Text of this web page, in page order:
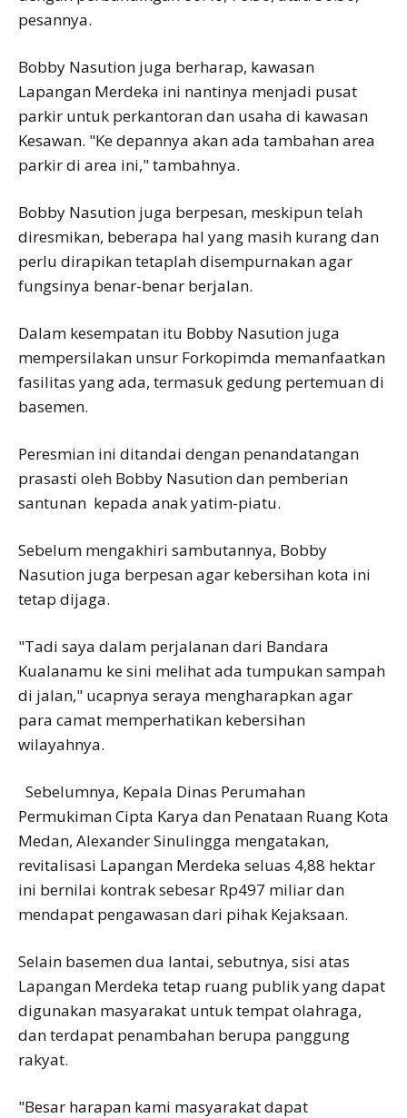
pesannya.
Bobby Nasution juga berharap, kawasan
Lapangan Merdeka ini nantinya menjadi pusat
parkir untuk perkantoran dan usaha di kawasan
Kesawan. "Ke depannya akan ada tambahan area
parkir di area ini," tambahnya.
Bobby Nasution juga berpesan, meskipun telah
diresmikan, beberapa hal yang masih kurang dan
perlu dirapikan tetaplah disempurnakan agar
fungsinya benar-benar berjalan.
Dalam kesempatan itu Bobby Nasution juga
mempersilakan unsur Forkopimda memanfaatkan
fasilitas yang ada, termasuk gedung pertemuan di
basemen.
Peresmian ini ditandai dengan penandatangan
prasasti oleh Bobby Nasution dan pemberian
santunan kepada anak yatim-piatu.
Sebelum mengakhiri sambutannya, Bobby
Nasution juga berpesan agar kebersihan kota ini
tetap dijaga.
"Tadi saya dalam perjalanan dari Bandara
Kualanamu ke sini melihat ada tumpukan sampah
di jalan," ucapnya seraya mengharapkan agar
para camat memperhatikan kebersihan
wilayahnya.
Sebelumnya, Kepala Dinas Perumahan
Permukiman Cipta Karya dan Penataan Ruang Kota
Medan, Alexander Sinulingga mengatakan,
revitalisasi Lapangan Merdeka seluas 4,88 hektar
ini bernilai kontrak sebesar Rp497 miliar dan
mendapat pengawasan dari pihak Kejaksaan.
Selain basemen dua lantai, sebutnya, sisi atas
Lapangan Merdeka tetap ruang publik yang dapat
digunakan masyarakat untuk tempat olahraga,
dan terdapat penambahan berupa panggung
rakyat.
"Besar harapan kami masyarakat dapat